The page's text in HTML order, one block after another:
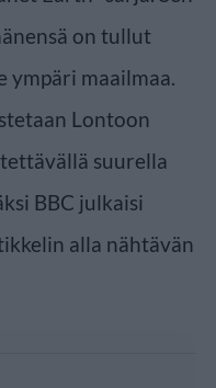
on tullut
maailmaa.
Lontoon
suurella
BBC julkaisi
alla nähtävän